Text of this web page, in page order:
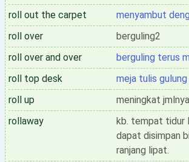
roll out the carpet
menyambut
roll over
berguling2
roll over and over
berguling terus
roll top desk
meja tulis gulung
roll up
meningkat jmlnya
rollaway
kb. tempat tidur
dapat disimpan
ranjang lipat.